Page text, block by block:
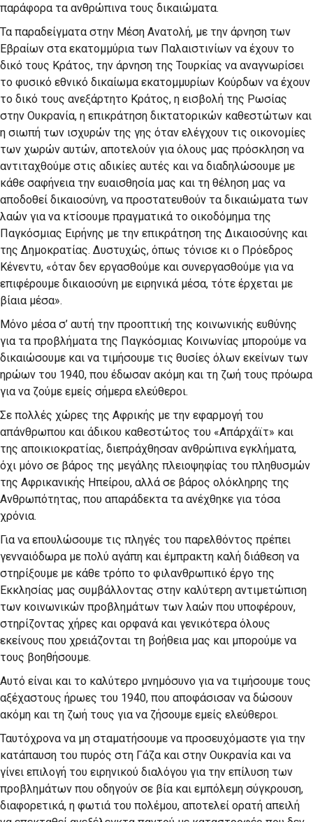
παράφορα τα ανθρώπινα τους δικαιώματα.
Τα παραδείγματα στην Μέση Ανατολή, με την άρνηση των
Εβραίων στα εκατομμύρια των Παλαιστινίων να έχουν το
δικό τους Κράτος, την άρνηση της Τουρκίας να αναγνωρίσει
το φυσικό εθνικό δικαίωμα εκατομμυρίων Κούρδων να έχουν
το δικό τους ανεξάρτητο Κράτος, η εισβολή της Ρωσίας
στην Ουκρανία, η επικράτηση δικτατορικών καθεστώτων και
η σιωπή των ισχυρών της γης όταν ελέγχουν τις οικονομίες
των χωρών αυτών, αποτελούν για όλους μας πρόσκληση να
αντιταχθούμε στις αδικίες αυτές και να διαδηλώσουμε με
κάθε σαφήνεια την ευαισθησία μας και τη θέληση μας να
αποδοθεί δικαιοσύνη, να προστατευθούν τα δικαιώματα των
λαών για να κτίσουμε πραγματικά το οικοδόμημα της
Παγκόσμιας Ειρήνης με την επικράτηση της Δικαιοσύνης και
της Δημοκρατίας. Δυστυχώς, όπως τόνισε κι ο Πρόεδρος
Κένεντυ, «όταν δεν εργασθούμε και συνεργασθούμε για να
επιφέρουμε δικαιοσύνη με ειρηνικά μέσα, τότε έρχεται με
βίαια μέσα».
Μόνο μέσα σ’ αυτή την προοπτική της κοινωνικής ευθύνης
για τα προβλήματα της Παγκόσμιας Κοινωνίας μπορούμε να
δικαιώσουμε και να τιμήσουμε τις θυσίες όλων εκείνων των
ηρώων του 1940, που έδωσαν ακόμη και τη ζωή τους πρόωρα
για να ζούμε εμείς σήμερα ελεύθεροι.
Σε πολλές χώρες της Αφρικής με την εφαρμογή του
απάνθρωπου και άδικου καθεστώτος του «Απάρχάϊτ» και
της αποικιοκρατίας, διεπράχθησαν ανθρώπινα εγκλήματα,
όχι μόνο σε βάρος της μεγάλης πλειοψηφίας του πληθυσμών
της Αφρικανικής Ηπείρου, αλλά σε βάρος ολόκληρης της
Ανθρωπότητας, που απαράδεκτα τα ανέχθηκε για τόσα
χρόνια.
Για να επουλώσουμε τις πληγές του παρελθόντος πρέπει
γενναιόδωρα με πολύ αγάπη και έμπρακτη καλή διάθεση να
στηρίξουμε με κάθε τρόπο το φιλανθρωπικό έργο της
Εκκλησίας μας συμβάλλοντας στην καλύτερη αντιμετώπιση
των κοινωνικών προβλημάτων των λαών που υποφέρουν,
στηρίζοντας χήρες και ορφανά και γενικότερα όλους
εκείνους που χρειάζονται τη βοήθεια μας και μπορούμε να
τους βοηθήσουμε.
Αυτό είναι και το καλύτερο μνημόσυνο για να τιμήσουμε τους
αξέχαστους ήρωες του 1940, που αποφάσισαν να δώσουν
ακόμη και τη ζωή τους για να ζήσουμε εμείς ελεύθεροι.
Ταυτόχρονα να μη σταματήσουμε να προσευχόμαστε για την
κατάπαυση του πυρός στη Γάζα και στην Ουκρανία και να
γίνει επιλογή του ειρηνικού διαλόγου για την επίλυση των
προβλημάτων που οδηγούν σε βία και εμπόλεμη σύγκρουση,
διαφορετικά, η φωτιά του πολέμου, αποτελεί ορατή απειλή